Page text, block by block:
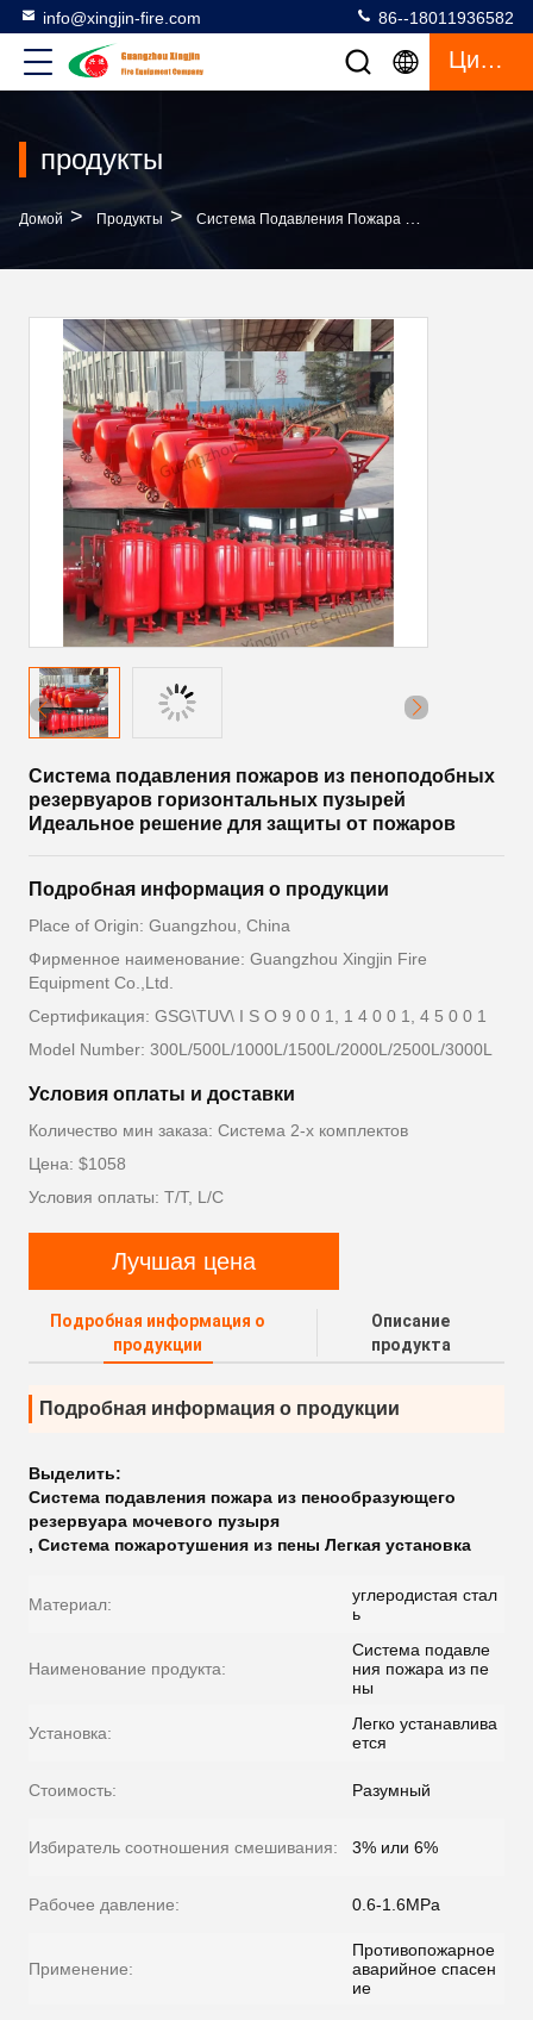
info@xingjin-fire.com 86--18011936582
Цитата
продукты
Домой > Продукты > Система Подавления Пожара Из Пены
Система подавления пожаров из пеноподобных
резервуаров горизонтальных пузырей
Идеальное решение для защиты от пожаров
Подробная информация о продукции
Place of Origin: Guangzhou, China
Фирменное наименование: Guangzhou Xingjin Fire
Equipment Co.,Ltd.
Сертификация: GSG\TUV\ I S O 9 0 0 1, 1 4 0 0 1, 4 5 0 0 1
Model Number: 300L/500L/1000L/1500L/2000L/2500L/3000L
Условия оплаты и доставки
Количество мин заказа: Система 2-х комплектов
Цена: $1058
Условия оплаты: T/T, L/C
Лучшая цена
Подробная информация о
продукции
Описание
продукта
Подробная информация о продукции
Выделить:
Система подавления пожара из пенообразующего
резервуара мочевого пузыря
, Система пожаротушения из пены Легкая установка
Материал:
углеродистая стал
ь
Наименование продукта:
Система подавле
ния пожара из пе
ны
Установка:
Легко устанавлива
ется
Стоимость: Разумный
Избиратель соотношения смешивания: 3% или 6%
Рабочее давление: 0.6-1.6MPa
Применение:
Противопожарное
аварийное спасен
ие